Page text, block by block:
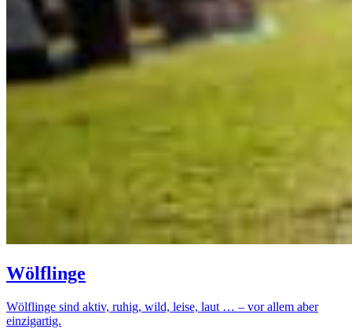
Wölflinge
Wölflinge sind aktiv, ruhig, wild, leise, laut … – vor allem aber
einzigartig.